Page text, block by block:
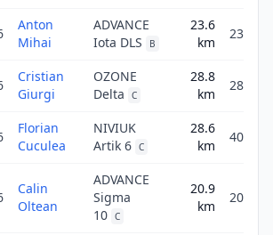
Anton
Mihai
ADVANCE
Iota DLS
B
23.6
km
23.6
Cristian
Giurgi
OZONE
Delta
C
28.8
km
28.8
Florian
Cuculea
NIVIUK
Artik 6 C
28.6
km
40.1
Calin
Oltean
ADVANCE
Sigma
10 C
20.9
km
20.9